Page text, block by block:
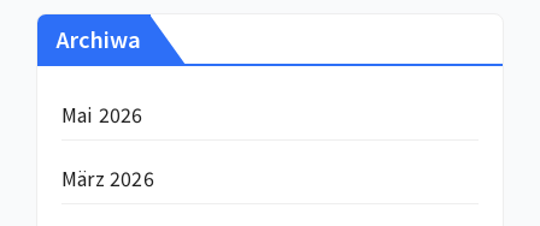
Archiwa
Mai 2026
März 2026